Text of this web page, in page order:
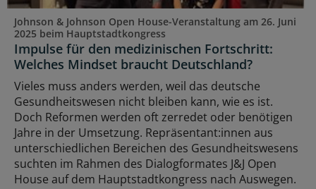
Johnson & Johnson Open House-Veranstaltung am 26. Juni
2025 beim Hauptstadtkongress
Impulse für den medizinischen Fortschritt:
Welches Mindset braucht Deutschland?
Vieles muss anders werden, weil das deutsche
Gesundheitswesen nicht bleiben kann, wie es ist.
Doch Reformen werden oft zerredet oder benötigen
Jahre in der Umsetzung. Repräsentant:innen aus
unterschiedlichen Bereichen des Gesundheitswesens
suchten im Rahmen des Dialogformates J&J Open
House auf dem Hauptstadtkongress nach Auswegen.